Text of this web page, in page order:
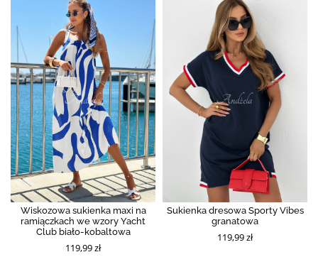
Wiskozowa sukienka maxi na
ramiączkach we wzory Yacht
Club biało-kobaltowa
119,99 zł
Sukienka dresowa Sporty Vibes
granatowa
119,99 zł